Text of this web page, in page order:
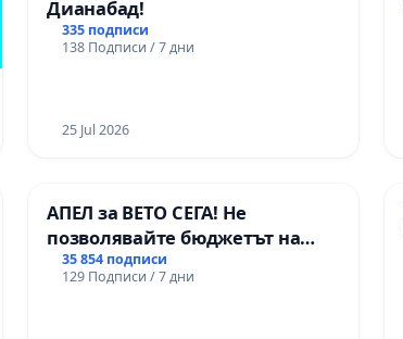
Дианабад!
335 подписи
138 Подписи / 7 дни
25 Jul 2026
АПЕЛ за ВЕТО СЕГА! Не
позволявайте бюджетът на
Радев да открадне парите и
правата ни в тъмното
35 854 подписи
129 Подписи / 7 дни